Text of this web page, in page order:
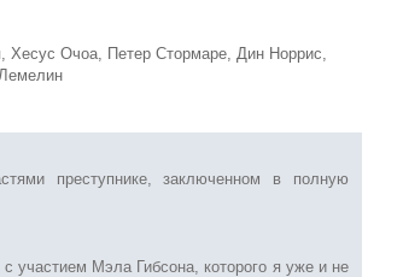
Хесус Очоа, Петер Стормаре, Дин Норрис,
преступнике, заключенном в полную
участием Мэла Гибсона, которого я уже и не